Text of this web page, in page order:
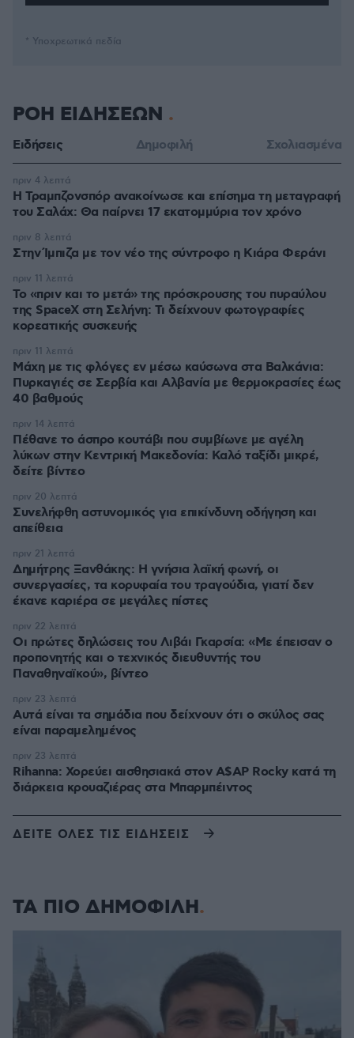
* Υποχρεωτικά πεδία
ΡΟΗ ΕΙΔΗΣΕΩΝ
Ειδήσεις Δημοφιλή Σχολιασμένα
Η Τραμπζονσπόρ ανακοίνωσε και επίσημα τη μεταγραφή
του Σαλάχ: Θα παίρνει 17 εκατομμύρια τον χρόνο
πριν 4 λεπτά
Στην Ίμπιζα με τον νέο της σύντροφο η Κιάρα Φεράνι
πριν 8 λεπτά
Το «πριν και το μετά» της πρόσκρουσης του πυραύλου
της SpaceX στη Σελήνη: Τι δείχνουν φωτογραφίες
κορεατικής συσκευής
πριν 11 λεπτά
Μάχη με τις φλόγες εν μέσω καύσωνα στα Βαλκάνια:
Πυρκαγιές σε Σερβία και Αλβανία με θερμοκρασίες έως
40 βαθμούς
πριν 11 λεπτά
Πέθανε το άσπρο κουτάβι που συμβίωνε με αγέλη
λύκων στην Κεντρική Μακεδονία: Καλό ταξίδι μικρέ,
δείτε βίντεο
πριν 14 λεπτά
Συνελήφθη αστυνομικός για επικίνδυνη οδήγηση και
απείθεια
πριν 20 λεπτά
Δημήτρης Ξανθάκης: Η γνήσια λαϊκή φωνή, οι
συνεργασίες, τα κορυφαία του τραγούδια, γιατί δεν
έκανε καριέρα σε μεγάλες πίστες
πριν 21 λεπτά
Οι πρώτες δηλώσεις του Λιβάι Γκαρσία: «Με έπεισαν ο
προπονητής και ο τεχνικός διευθυντής του
Παναθηναϊκού», βίντεο
πριν 22 λεπτά
Αυτά είναι τα σημάδια που δείχνουν ότι ο σκύλος σας
είναι παραμελημένος
πριν 23 λεπτά
Rihanna: Χορεύει αισθησιακά στον A$AP Rocky κατά τη
διάρκεια κρουαζιέρας στα Μπαρμπέιντος
πριν 23 λεπτά
ΔΕΙΤΕ ΟΛΕΣ ΤΙΣ ΕΙΔΗΣΕΙΣ
ΤΑ ΠΙΟ ΔΗΜΟΦΙΛΗ